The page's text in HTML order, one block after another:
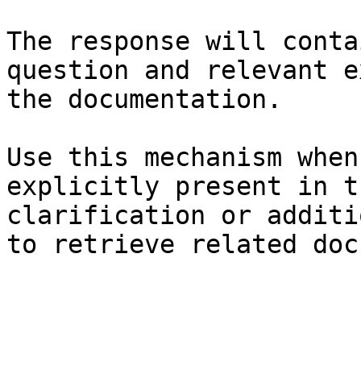
The response will
question and relevant
the documentation.
Use this mechanism
explicitly present in
clarification or